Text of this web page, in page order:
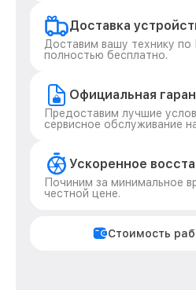
Доставка
Доставим вашу технику по
полностью бесплатно.
Официальная
Предоставим лучшие
сервисное обслуживание
Ускоренное
Починим за минимальное
честной цене.
Стоимость